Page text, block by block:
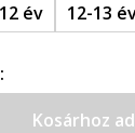
év 12-13
Kosárhoz ad